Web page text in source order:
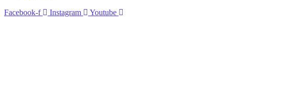
Facebook-f
Instagram Youtube